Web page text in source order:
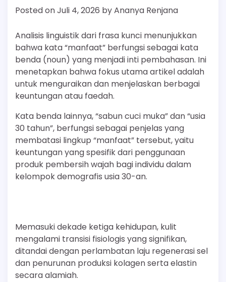
Posted onJuli 4, 2026 byAnanya Renjana
Analisis linguistik dari frasa kunci menunjukkan
bahwa kata “manfaat” berfungsi sebagai kata
benda (noun) yang menjadi inti pembahasan. Ini
menetapkan bahwa fokus utama artikel adalah
untuk menguraikan dan menjelaskan berbagai
keuntungan atau faedah.
Kata benda lainnya, “sabun cuci muka” dan “usia
30 tahun”, berfungsi sebagai penjelas yang
membatasi lingkup “manfaat” tersebut, yaitu
keuntungan yang spesifik dari penggunaan
produk pembersih wajah bagi individu dalam
kelompok demografis usia 30-an.
Memasuki dekade ketiga kehidupan, kulit
mengalami transisi fisiologis yang signifikan,
ditandai dengan perlambatan laju regenerasi sel
dan penurunan produksi kolagen serta elastin
secara alamiah.